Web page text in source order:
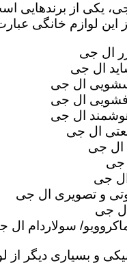
یکی از برندهایی
این لوازم خانگی
ال جی
ال جی
ال جی
ال جی
ال جی
ال جی
ال جی
جی
جی
و تصویری ال جی
جی
سولاردام ال
و بسیاری دیگر